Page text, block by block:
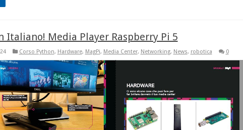
Italiano! Media Player Raspberry Pi 5
Corso Python, Hardware, MagPi, Media Center, Networking, News, robotica 0